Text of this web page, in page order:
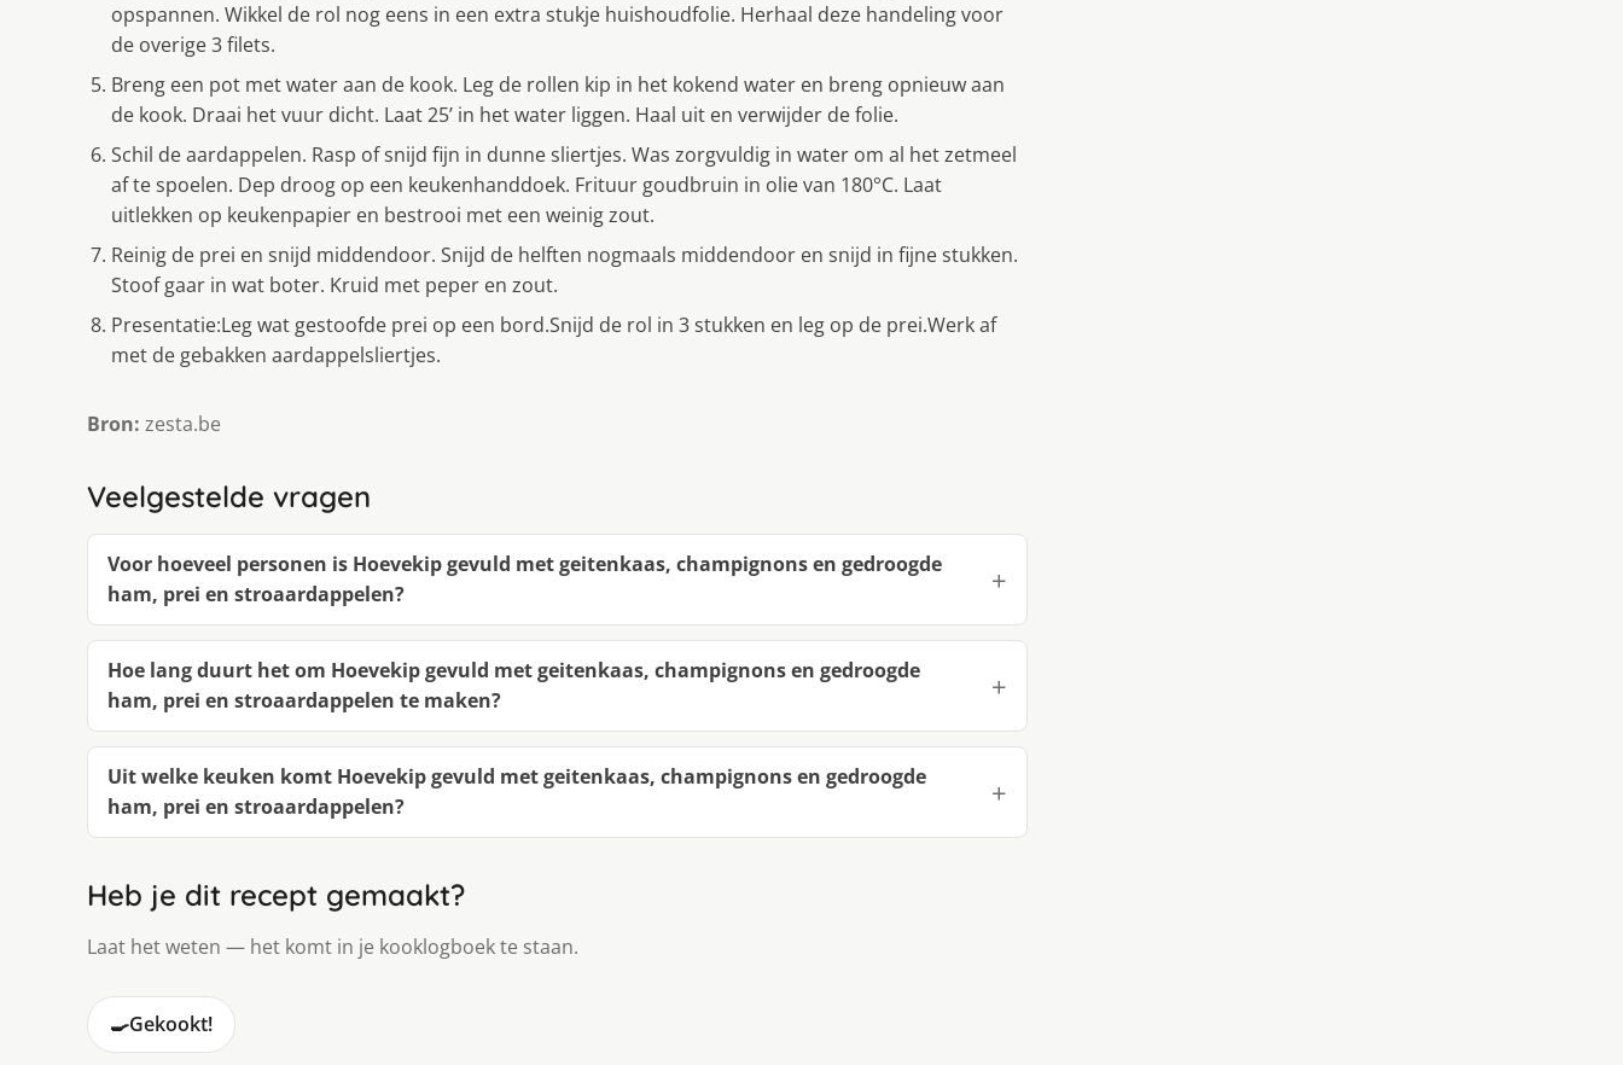
opspannen. Wikkel de rol nog eens in een extra stukje huishoudfolie. Herhaal deze handeling voor
de overige 3 filets.
Breng een pot met water aan de kook. Leg de rollen kip in het kokend water en breng opnieuw aan
de kook. Draai het vuur dicht. Laat 25’ in het water liggen. Haal uit en verwijder de folie.
Schil de aardappelen. Rasp of snijd fijn in dunne sliertjes. Was zorgvuldig in water om al het zetmeel
af te spoelen. Dep droog op een keukenhanddoek. Frituur goudbruin in olie van 180°C. Laat
uitlekken op keukenpapier en bestrooi met een weinig zout.
Reinig de prei en snijd middendoor. Snijd de helften nogmaals middendoor en snijd in fijne stukken.
Stoof gaar in wat boter. Kruid met peper en zout.
Presentatie:Leg wat gestoofde prei op een bord.Snijd de rol in 3 stukken en leg op de prei.Werk af
met de gebakken aardappelsliertjes.
Bron: zesta.be
Veelgestelde vragen
Voor hoeveel personen is Hoevekip gevuld met geitenkaas, champignons en gedroogde
ham, prei en stroaardappelen?
Hoe lang duurt het om Hoevekip gevuld met geitenkaas, champignons en gedroogde
ham, prei en stroaardappelen te maken?
Uit welke keuken komt Hoevekip gevuld met geitenkaas, champignons en gedroogde
ham, prei en stroaardappelen?
Heb je dit recept gemaakt?
Laat het weten — het komt in je kooklogboek te staan.
🍳Gekookt!